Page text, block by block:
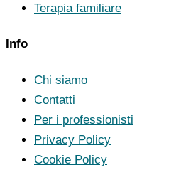
Terapia familiare
Info
Chi siamo
Contatti
Per i professionisti
Privacy Policy
Cookie Policy